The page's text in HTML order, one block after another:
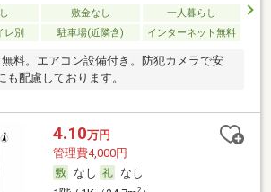
敷金なし
一人暮らし
レ別
駐車場(近隣含) インターネット無料
料。エアコン設備付き。防犯カメラで安
も配慮しております。
4.10万円
管理費4,000円
なし
なし